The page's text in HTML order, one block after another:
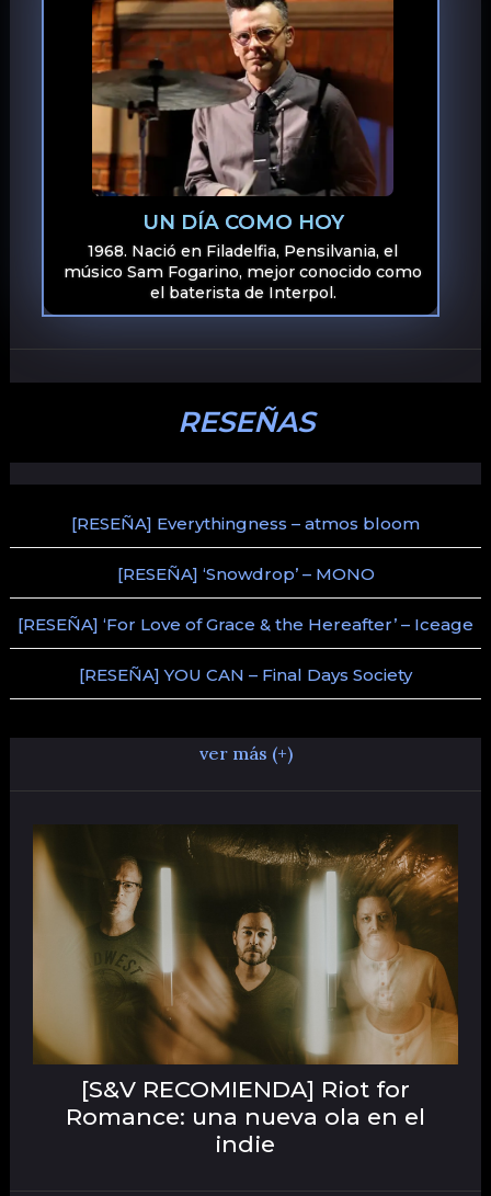
UN DÍA COMO HOY
1968. Nació en Filadelfia, Pensilvania, el
músico Sam Fogarino, mejor conocido como
el baterista de Interpol.
RESEÑAS
[RESEÑA] Everythingness – atmos bloom
[RESEÑA] ‘Snowdrop’ – MONO
[RESEÑA] ‘For Love of Grace & the Hereafter’ – Iceage
[RESEÑA] YOU CAN – Final Days Society
ver más (+)
[S&V RECOMIENDA] Riot for
Romance: una nueva ola en el
indie